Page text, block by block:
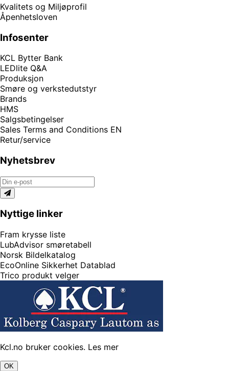
Kvalitets og Miljøprofil
Åpenhetsloven
Infosenter
KCL Bytter Bank
LEDlite Q&A
Produksjon
Smøre og verkstedutstyr
Brands
HMS
Salgsbetingelser
Sales Terms and Conditions EN
Retur/service
Nyhetsbrev
Nyttige linker
Fram krysse liste
LubAdvisor smøretabell
Norsk Bildelkatalog
EcoOnline Sikkerhet Datablad
Trico produkt velger
Kcl.no bruker cookies. Les mer
OK